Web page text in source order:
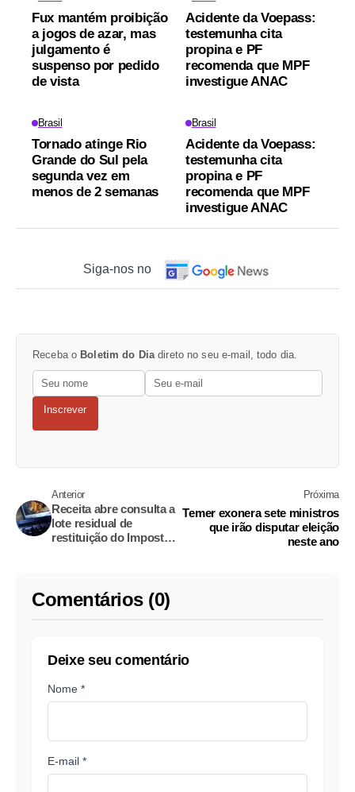
Fux mantém proibição
a jogos de azar, mas
julgamento é
suspenso por pedido
de vista
Acidente da Voepass:
testemunha cita
propina e PF
recomenda que MPF
investigue ANAC
Brasil
Tornado atinge Rio
Grande do Sul pela
segunda vez em
menos de 2 semanas
Brasil
Acidente da Voepass:
testemunha cita
propina e PF
recomenda que MPF
investigue ANAC
Siga-nos no
Receba o Boletim do Diadireto no seu e-mail, todo dia.
Inscrever
Anterior
Receita abre consulta a
lote residual de
restituição do Imposto
Próxima
Temer exonera sete ministros
que irão disputar eleição
neste ano
Comentários (0)
Deixe seu comentário
Nome *
E-mail *